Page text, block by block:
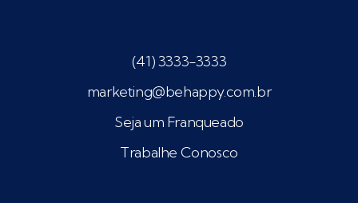
(41) 3333-3333
marketing@behappy.com.br
Seja um Franqueado
Trabalhe Conosco